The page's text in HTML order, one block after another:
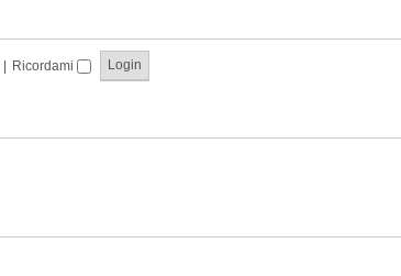
| Ricordami